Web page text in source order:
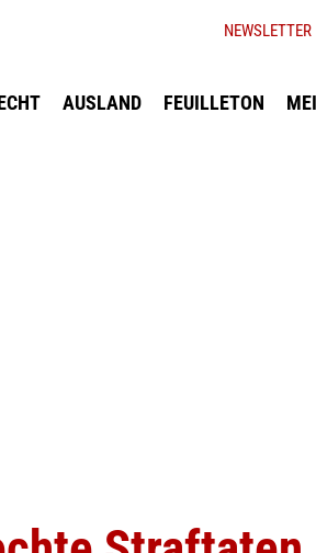
AUSLAND FEUILLETON
NEWSLETTER